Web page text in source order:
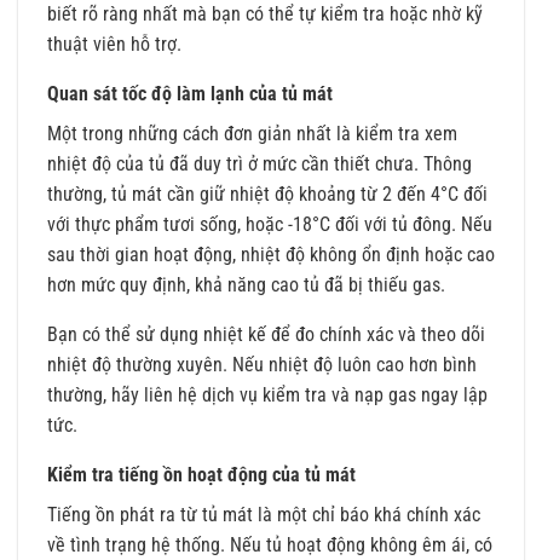
biết rõ ràng nhất mà bạn có thể tự kiểm tra hoặc nhờ kỹ
thuật viên hỗ trợ.
Quan sát tốc độ làm lạnh của tủ mát
Một trong những cách đơn giản nhất là kiểm tra xem
nhiệt độ của tủ đã duy trì ở mức cần thiết chưa. Thông
thường, tủ mát cần giữ nhiệt độ khoảng từ 2 đến 4°C đối
với thực phẩm tươi sống, hoặc -18°C đối với tủ đông. Nếu
sau thời gian hoạt động, nhiệt độ không ổn định hoặc cao
hơn mức quy định, khả năng cao tủ đã bị thiếu gas.
Bạn có thể sử dụng nhiệt kế để đo chính xác và theo dõi
nhiệt độ thường xuyên. Nếu nhiệt độ luôn cao hơn bình
thường, hãy liên hệ dịch vụ kiểm tra và nạp gas ngay lập
tức.
Kiểm tra tiếng ồn hoạt động của tủ mát
Tiếng ồn phát ra từ tủ mát là một chỉ báo khá chính xác
về tình trạng hệ thống. Nếu tủ hoạt động không êm ái, có